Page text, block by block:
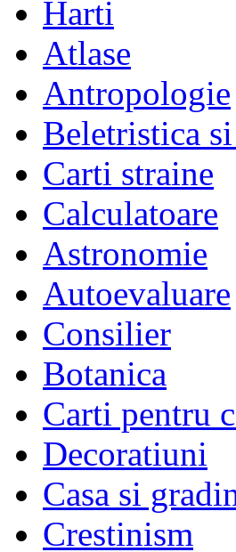
Harti
Atlase
Antropologie
Beletristica
Carti straine
Calculatoare
Astronomie
Autoevaluare
Consilier
Botanica
Carti pentru
Decoratiuni
Casa si
Crestinism